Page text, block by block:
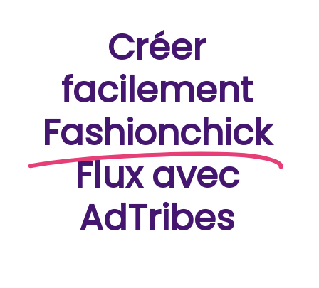
Créer
facilement
Fashionchick
Flux avec
AdTribes